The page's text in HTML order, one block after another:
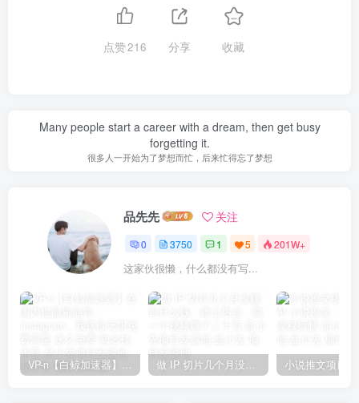
点赞216 分享 收藏
Many people start a career with a dream, then get busy
forgetting it.
很多人一开始为了梦想而忙，后来忙得忘了梦想
品先先 关注
0 3750 1 5 201W+
这家伙很懒，什么都没有写...
VP-n【白鲸加速器】在国内也能刷油管、Instagram，我送你无限免费流量 永久免费-知名技术官-品小先项目发源地 做 IP 切片几个月没赚到什么钱，蹭上热点，靠一个视频赚了二十万-品小先项目发源地